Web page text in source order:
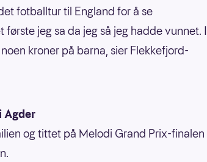
fotballtur til England for å se
jeg sa da jeg så jeg hadde vunnet. I
kroner på barna, sier Flekkefjord-
Agder
og tittet på Melodi Grand Prix-finalen